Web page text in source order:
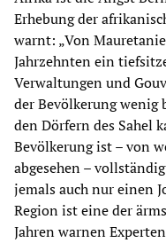
Erhebung der
warnt: „Von
Jahrzehnten ein
Verwaltungen und
der Bevölkerung wenig
den Dörfern des Sahel
Bevölkerung ist – von
abgesehen –
jemals auch nur einen
Region ist eine der
Jahren warnen